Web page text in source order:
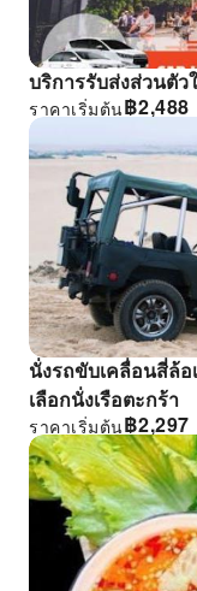
บริการรับส่งส่วนตัว
฿2,488
ราคาเริ่มต้น
นั่งรถขับเคลื่อนสี่ล้
เลือกนั่งเรือตะกร้า
฿2,297
ราคาเริ่มต้น